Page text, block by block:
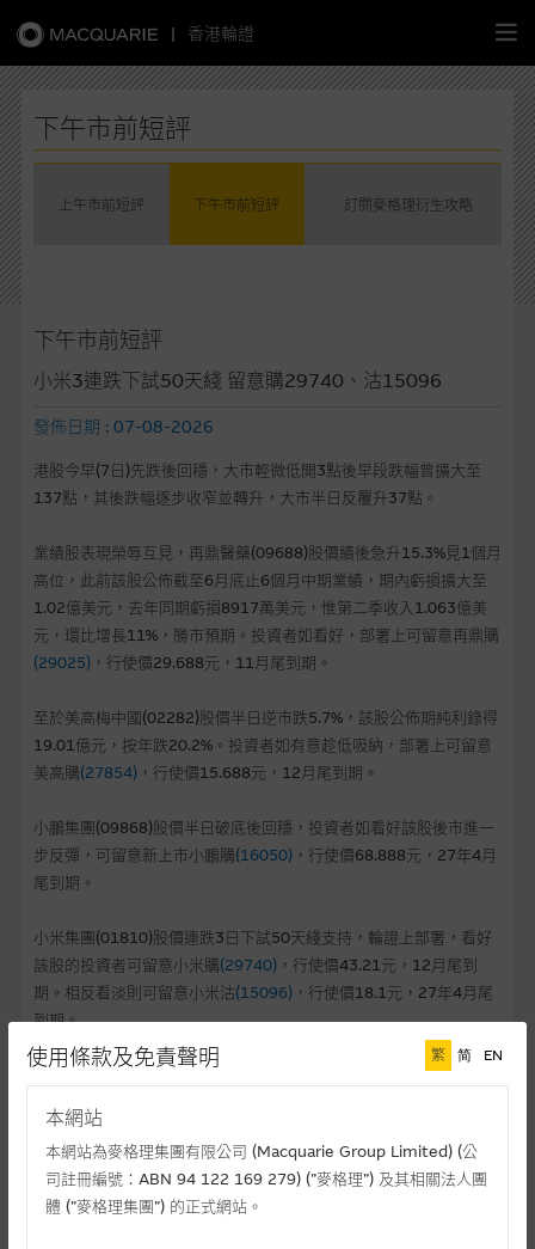
| 香港輪證
選股攻略
中資股票專頁
會員專區
關於我們
下午市前短評
上午市前短評 下午市前短評 訂閱麥格理衍生攻略
下午市前短評
小米3連跌下試50天綫 留意購29740、沽15096
發佈日期 : 07-08-2026
港股今早(7日)先跌後回穩，大市輕微低開3點後早段跌幅曾擴大至
137點，其後跌幅逐步收窄並轉升，大市半日反覆升37點。
業績股表現榮辱互見，再鼎醫藥(09688)股價績後急升15.3%見1個月
高位，此前該股公佈截至6月底止6個月中期業績，期內虧損擴大至
1.02億美元，去年同期虧損8917萬美元，惟第二季收入1.063億美
元，環比增長11%，勝市預期。投資者如看好，部署上可留意再鼎購
(29025)，行使價29.688元，11月尾到期。
至於美高梅中國(02282)股價半日逆市跌5.7%，該股公佈期純利錄得
19.01億元，按年跌20.2%。投資者如有意趁低吸納，部署上可留意
美高購(27854)，行使價15.688元，12月尾到期。
小鵬集團(09868)股價半日破底後回穩，投資者如看好該股後市進一
步反彈，可留意新上市小鵬購(16050)，行使價68.888元，27年4月
尾到期。
小米集團(01810)股價連跌3日下試50天綫支持，輪證上部署，看好
該股的投資者可留意小米購(29740)，行使價43.21元，12月尾到
期。相反看淡則可留意小米沽(15096)，行使價18.1元，27年4月尾
到期。
本內容由麥格理資本股份有限公司 (“MCL”) 就Macquarie Bank
Limited (ABN 46 008 583 542) ("MBL")發行之結構性產品向香港
居民提供，並不構成買賣建議、邀請、要約、或遊説。產品不售予
使用條款及免責聲明 繁 简 EN
本網站
本網站為麥格理集團有限公司 (Macquarie Group Limited) (公
司註冊編號：ABN 94 122 169 279) (”麥格理”) 及其相關法人團
體 (”麥格理集團”) 的正式網站。